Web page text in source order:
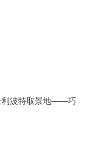
利波特取景地——巧